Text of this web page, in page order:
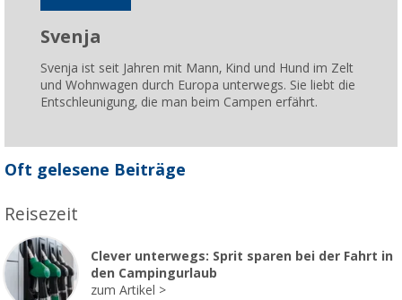
Svenja
Svenja ist seit Jahren mit Mann, Kind und Hund im Zelt
und Wohnwagen durch Europa unterwegs. Sie liebt die
Entschleunigung, die man beim Campen erfährt.
Oft gelesene Beiträge
Reisezeit
Clever unterwegs: Sprit sparen bei der Fahrt in
den Campingurlaub
zum Artikel